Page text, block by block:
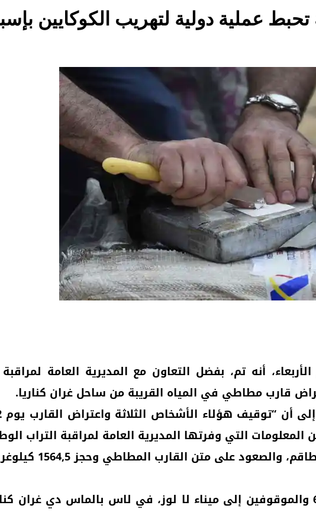
عملية دولية لتهريب الكوكايين
قارب مطاطي في المياه القريبة من ساحل غران كناريا.
التي وفرتها المديرية العامة لمراقبة التراب
بعد ذلك، جرى نقل عبوات الكوكايين الـ 64 والموقوفين إلى ميناء لا لوز، في